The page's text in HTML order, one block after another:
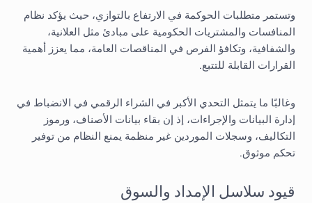
وتستمر متطلبات الحوكمة في الارتفاع بالتوازي، حيث يؤكد نظام
المنافسات والمشتريات الحكومية على مبادئ مثل العلانية،
والشفافية، وتكافؤ الفرص في المناقصات العامة، مما يعزز أهمية
القرارات القابلة للتتبع.
وغالبًا ما يتمثل التحدي الأكبر في الشراء الرقمي في الانضباط في
إدارة البيانات والإجراءات، إذ إن بقاء بيانات الأصناف، ورموز
التكاليف، وسجلات الموردين غير منظمة يمنع النظام من توفير
تحكم موثوق.
قيود سلاسل الإمداد والسوق